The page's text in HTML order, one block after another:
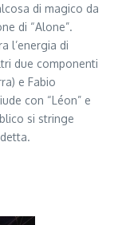
di magico da
di “Alone”.
l’energia di
due componenti
e Fabio
con “Léon” e
si stringe